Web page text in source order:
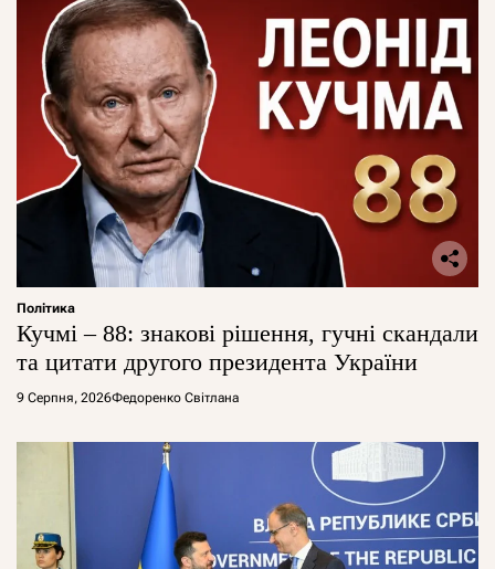
Політика
Кучмі – 88: знакові рішення, гучні скандали
та цитати другого президента України
9 Серпня, 2026Федоренко Світлана